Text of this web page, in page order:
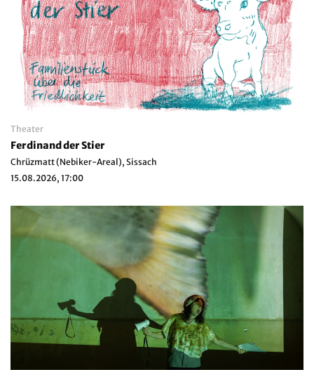
Theater
Ferdinand der Stier
Chrüzmatt (Nebiker-Areal), Sissach
15.08.2026, 17:00